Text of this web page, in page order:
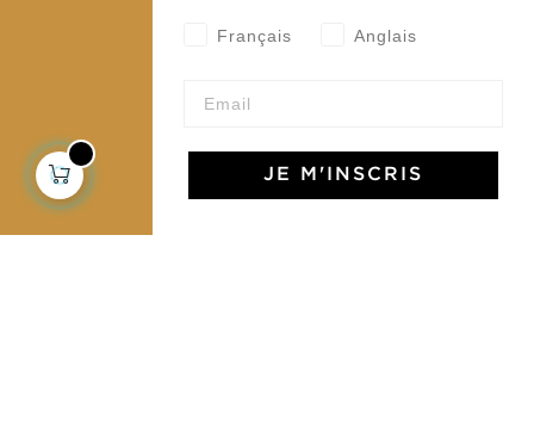
L'Art de Vivre Jamini
L'art de vivre JAMINI raconté avec poésie et élégance
Français Anglais
JE M'INSCRIS